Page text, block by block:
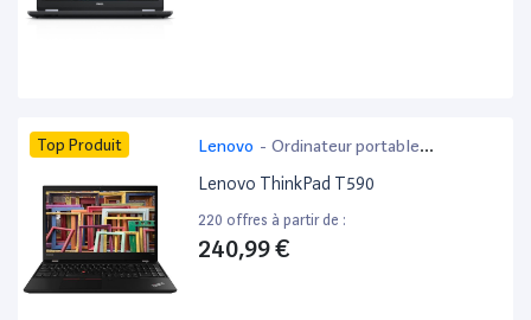
Top Produit Lenovo - Ordinateur portable
bureautique
Lenovo ThinkPad T590
220 offres à partir de :
240,99 €